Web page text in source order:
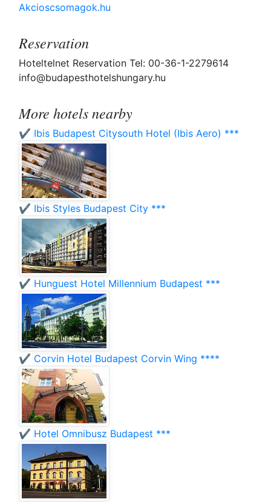
Akcioscsomagok.hu
Reservation
Hoteltelnet Reservation Tel: 00-36-1-2279614
info@budapesthotelshungary.hu
More hotels nearby
✔️ Ibis Budapest Citysouth Hotel (Ibis Aero) ***
✔️ Ibis Styles Budapest City ***
✔️ Hunguest Hotel Millennium Budapest ***
✔️ Corvin Hotel Budapest Corvin Wing ****
✔️ Hotel Omnibusz Budapest ***